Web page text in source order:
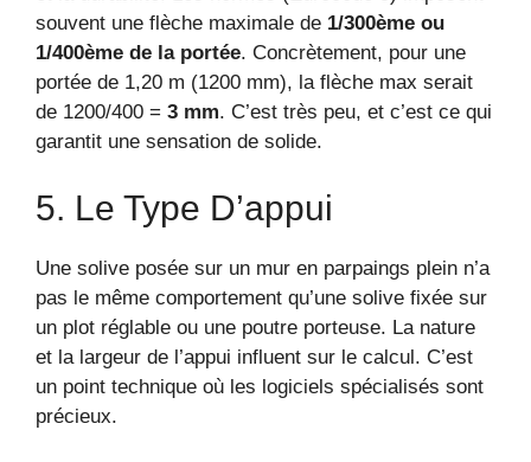
souvent une flèche maximale de 1/300ème ou
1/400ème de la portée. Concrètement, pour une
portée de 1,20 m (1200 mm), la flèche max serait
de 1200/400 = 3 mm. C’est très peu, et c’est ce qui
garantit une sensation de solide.
5. Le Type D’appui
Une solive posée sur un mur en parpaings plein n’a
pas le même comportement qu’une solive fixée sur
un plot réglable ou une poutre porteuse. La nature
et la largeur de l’appui influent sur le calcul. C’est
un point technique où les logiciels spécialisés sont
précieux.